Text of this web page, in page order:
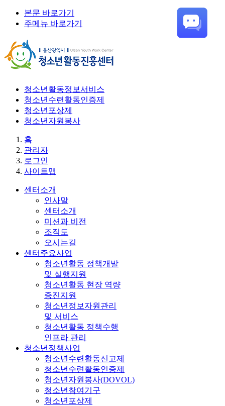
본문 바로가기
주메뉴 바로가기
청소년활동정보서비스
청소년수련활동인증제
청소년포상제
청소년자원봉사
홈
관리자
로그인
사이트맵
센터소개
인사말
센터소개
미션과 비전
조직도
오시는길
센터주요사업
청소년활동 정책개발
및 실행지원
청소년활동 현장 역량
증진지원
청소년정보자원관리
및 서비스
청소년활동 정책수행
인프라 관리
청소년정책사업
청소년수련활동신고제
청소년수련활동인증제
청소년자원봉사(DOVOL)
청소년참여기구
청소년포상제